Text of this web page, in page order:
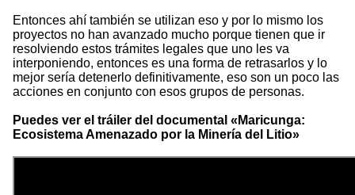
Entonces ahí también se utilizan eso y por lo mismo los
proyectos no han avanzado mucho porque tienen que ir
resolviendo estos trámites legales que uno les va
interponiendo, entonces es una forma de retrasarlos y lo
mejor sería detenerlo definitivamente, eso son un poco las
acciones en conjunto con esos grupos de personas.
Puedes ver el tráiler del documental «Maricunga:
Ecosistema Amenazado por la Minería del Litio»